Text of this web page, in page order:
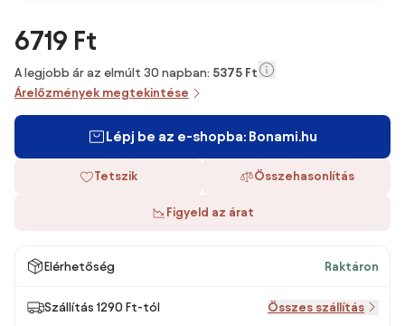
6719 Ft
A legjobb ár az elmúlt 30 napban: 5375 Ft
Árelőzmények megtekintése
Lépj be az e-shopba: Bonami.hu
Tetszik Összehasonlítás
Figyeld az árat
Elérhetőség Raktáron
Szállítás 1290 Ft-tól Összes szállítás